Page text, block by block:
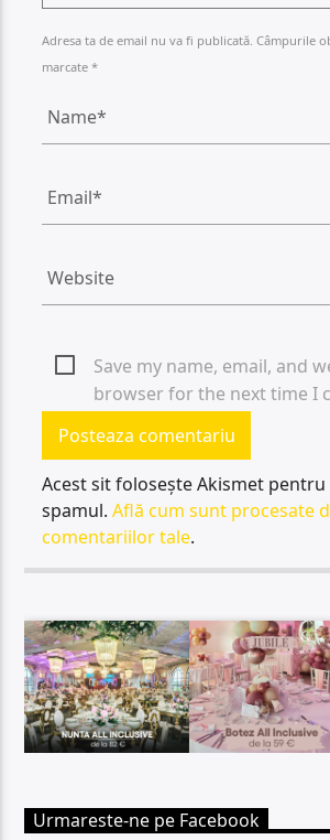
Adresa ta de email nu va fi publicată. Câmpurile
marcate *
Save my name, email, and
browser for the next time I
Acest sit folosește Akismet pentru
spamul.Află cum sunt procesate
comentariilor tale.
Urmareste-ne pe Facebook